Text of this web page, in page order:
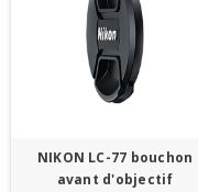
NIKON LC-77 bouchon
avant d'objectif